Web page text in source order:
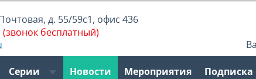
д. 55/59с1, офис 436
(звонок бесплатный)
Серии Новости Мероприятия Подписка